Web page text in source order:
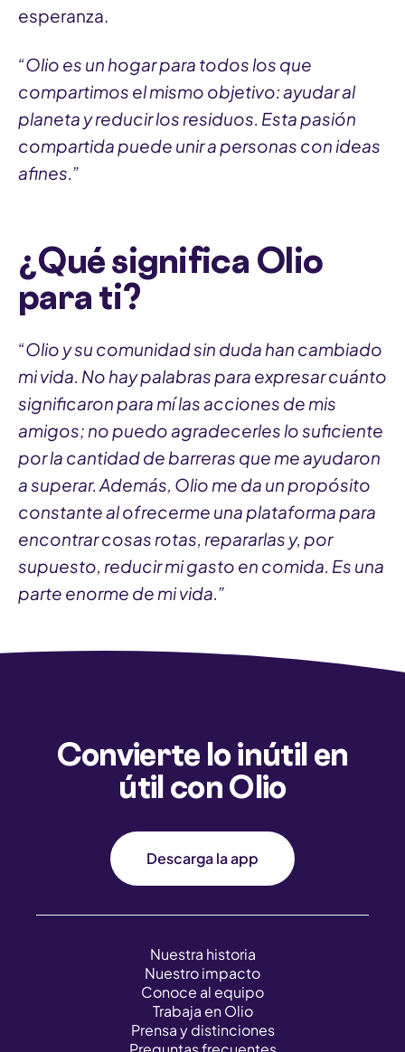
esperanza.
“Olio es un hogar para todos los que
compartimos el mismo objetivo: ayudar al
planeta y reducir los residuos. Esta pasión
compartida puede unir a personas con ideas
afines.”
¿Qué significa Olio
para ti?
“Olio y su comunidad sin duda han cambiado
mi vida. No hay palabras para expresar cuánto
significaron para mí las acciones de mis
amigos; no puedo agradecerles lo suficiente
por la cantidad de barreras que me ayudaron
a superar. Además, Olio me da un propósito
constante al ofrecerme una plataforma para
encontrar cosas rotas, repararlas y, por
supuesto, reducir mi gasto en comida. Es una
parte enorme de mi vida.”
Convierte lo inútil en
útil con Olio
Descarga la app
Nuestra historia
Nuestro impacto
Conoce al equipo
Trabaja en Olio
Prensa y distinciones